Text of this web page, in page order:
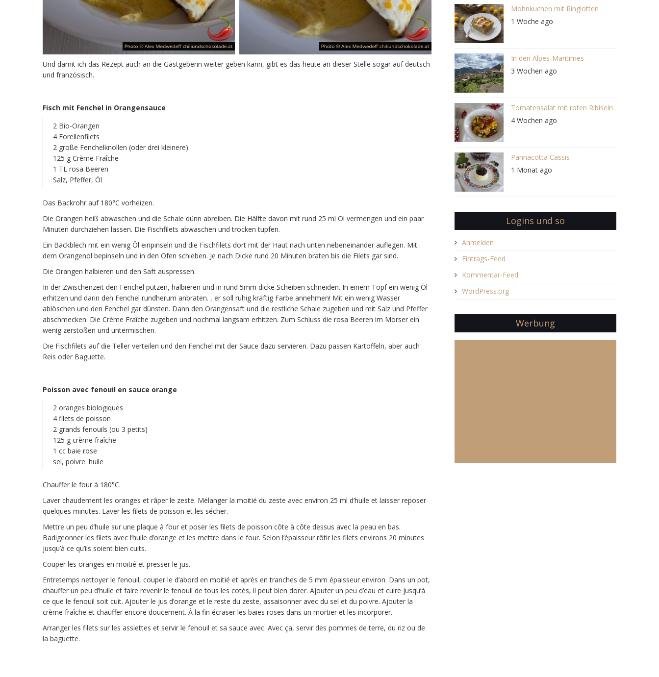
Und damit ich das Rezept auch an die Gastgeberin weiter geben kann, gibt es das heute an dieser Stelle sogar auf deutsch
und französisch.
Fisch mit Fenchel in Orangensauce
2 Bio-Orangen
4 Forellenfilets
2 große Fenchelknollen (oder drei kleinere)
125 g Crème Fraîche
1 TL rosa Beeren
Salz, Pfeffer, Öl
Das Backrohr auf 180°C vorheizen.
Die Orangen heiß abwaschen und die Schale dünn abreiben. Die Hälfte davon mit rund 25 ml Öl vermengen und ein paar
Minuten durchziehen lassen. Die Fischfilets abwaschen und trocken tupfen.
Ein Backblech mit ein wenig Öl einpinseln und die Fischfilets dort mit der Haut nach unten nebeneinander auflegen. Mit
dem Orangenöl bepinseln und in den Ofen schieben. Je nach Dicke rund 20 Minuten braten bis die Filets gar sind.
Die Orangen halbieren und den Saft auspressen.
In der Zwischenzeit den Fenchel putzen, halbieren und in rund 5mm dicke Scheiben schneiden. In einem Topf ein wenig Öl
erhitzen und darin den Fenchel rundherum anbraten. , er soll ruhig kräftig Farbe annehmen! Mit ein wenig Wasser
ablöschen und den Fenchel gar dünsten. Dann den Orangensaft und die restliche Schale zugeben und mit Salz und Pfeffer
abschmecken. Die Crème Fraîche zugeben und nochmal langsam erhitzen. Zum Schluss die rosa Beeren im Mörser ein
wenig zerstoßen und untermischen.
Die Fischfilets auf die Teller verteilen und den Fenchel mit der Sauce dazu servieren. Dazu passen Kartoffeln, aber auch
Reis oder Baguette.
Poisson avec fenouil en sauce orange
2 oranges biologiques
4 filets de poisson
2 grands fenouils (ou 3 petits)
125 g crème fraîche
1 cc baie rose
sel, poivre. huile
Chauffer le four à 180°C.
Laver chaudement les oranges et râper le zeste. Mélanger la moitié du zeste avec environ 25 ml d’huile et laisser reposer
quelques minutes. Laver les filets de poisson et les sécher.
Mettre un peu d’huile sur une plaque à four et poser les filets de poisson côte à côte dessus avec la peau en bas.
Badigeonner les filets avec l’huile d’orange et les mettre dans le four. Selon l’épaisseur rôtir les filets environs 20 minutes
jusqu’à ce qu’ils soient bien cuits.
Couper les oranges en moitié et presser le jus.
Entretemps nettoyer le fenouil, couper le d’abord en moitié et après en tranches de 5 mm épaisseur environ. Dans un pot,
chauffer un peu d’huile et faire revenir le fenouil de tous les cotés, il peut bien dorer. Ajouter un peu d’eau et cuire jusqu’à
ce que le fenouil soit cuit. Ajouter le jus d’orange et le reste du zeste, assaisonner avec du sel et du poivre. Ajouter la
crème fraîche et chauffer encore doucement. À la fin écraser les baies roses dans un mortier et les incorporer.
Arranger les filets sur les assiettes et servir le fenouil et sa sauce avec. Avec ça, servir des pommes de terre, du riz ou de
la baguette.
Mohnkuchen mit Ringlotten
1 Woche ago
In den Alpes-Maritimes
3 Wochen ago
Tomatensalat mit roten Ribiseln
4 Wochen ago
Pannacotta Cassis
1 Monat ago
Logins und so
Anmelden
Eintrags-Feed
Kommentar-Feed
WordPress.org
Werbung